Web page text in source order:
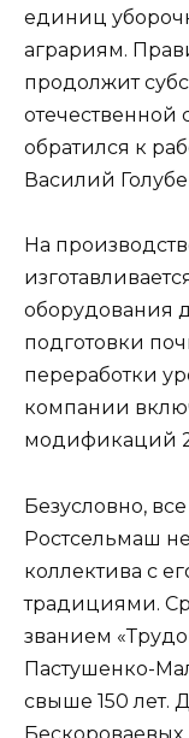
единиц
аграриям.
продолжит
отечественной
обратился к
Василий
На
оборудования
подготовки
переработки
компании
модификаций
Безусловно,
Ростсельмаш
коллектива с
традициями.
званием
Пастушенко-
свыше 150 лет.